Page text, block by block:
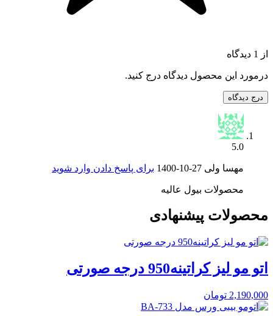
از 1 دیدگاه
درمورد این محصول دیدگاه درج کنید.
درج دیدگاه
5.0
مهسا ولی 1400-10-27 برای پاسخ دادن وارد شوید
محصولات بیول عالیه
محصولات پیشنهادی
اتو مو لیز کراتینه950 درجه صورتی
2,190,000 تومان